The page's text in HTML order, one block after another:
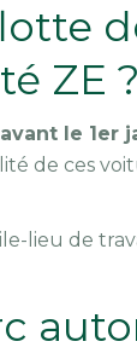
ZE ?
avant le 1er
de ces
lieu de